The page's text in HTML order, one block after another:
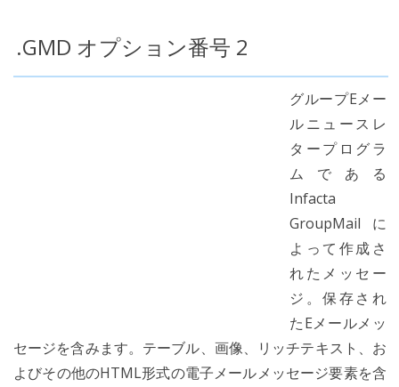
.GMD オプション番号 2
グループEメー
ルニュースレ
タープログラ
ムである
Infacta
GroupMailに
よって作成さ
れたメッセー
ジ。保存され
たEメールメッ
セージを含みます。テーブル、画像、リッチテキスト、お
よびその他のHTML形式の電子メールメッセージ要素を含